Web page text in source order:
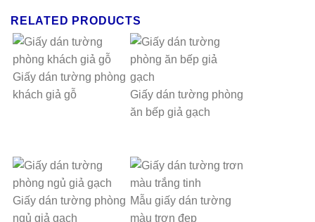
RELATED PRODUCTS
Giấy dán tường phòng
khách giả gỗ
Giấy dán tường phòng
ăn bếp giả gạch
Giấy dán tường phòng
ngủ giả gạch
Mẫu giấy dán tường
màu trơn đẹp